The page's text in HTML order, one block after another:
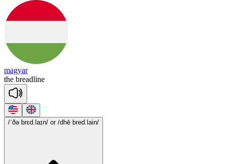
magyar
the breadline
/ˈðə brɛd.laɪn/ or /dhē bred.lain/